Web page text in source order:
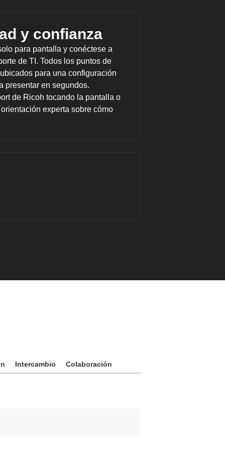
y confianza
para pantalla y conéctese a
de TI. Todos los puntos de
para una configuración
presentar en segundos.
de Ricoh tocando la pantalla o
experta sobre cómo
Intercambio Colaboración